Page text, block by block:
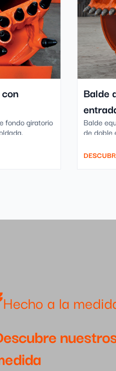
fondo giratorio
Balde
Balde
de doble
Hecho a la